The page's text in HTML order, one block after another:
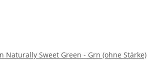
Naturally Sweet Green - Grn (ohne Stärke)